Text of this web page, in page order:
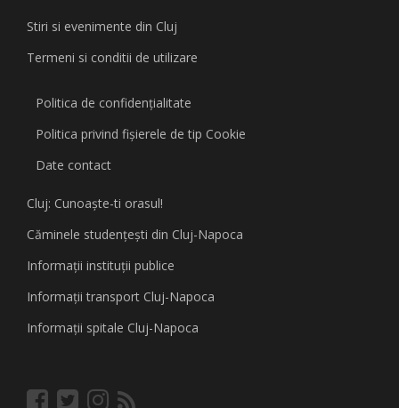
Stiri si evenimente din Cluj
Termeni si conditii de utilizare
Politica de confidențialitate
Politica privind fişierele de tip Cookie
Date contact
Cluj: Cunoaşte-ti orasul!
Căminele studenţeşti din Cluj-Napoca
Informaţii instituţii publice
Informaţii transport Cluj-Napoca
Informaţii spitale Cluj-Napoca